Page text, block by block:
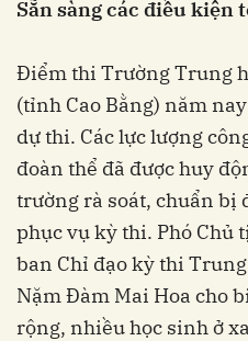
Sẵn sàng các điều kiện
Điểm thi Trường Trung
(tỉnh Cao Bằng) năm
dự thi. Các lực lượng
đoàn thể đã được huy
trường rà soát, chuẩn bị
phục vụ kỳ thi. Phó Chủ
ban Chỉ đạo kỳ thi
Nặm Đàm Mai Hoa cho
rộng, nhiều học sinh ở